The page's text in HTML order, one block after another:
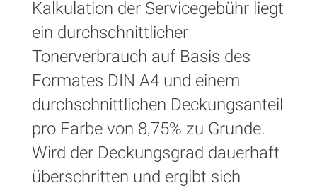
Kalkulation der Servicegebühr liegt
ein durchschnittlicher
Tonerverbrauch auf Basis des
Formates DIN A4 und einem
durchschnittlichen Deckungsanteil
pro Farbe von 8,75% zu Grunde.
Wird der Deckungsgrad dauerhaft
überschritten und ergibt sich